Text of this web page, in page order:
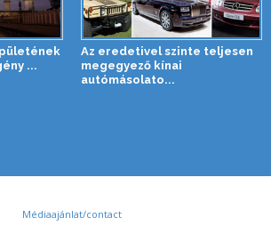
...
Az eredetivel szinte teljesen
megegyező kínai
autómásolato...
Médiaajánlat/contact